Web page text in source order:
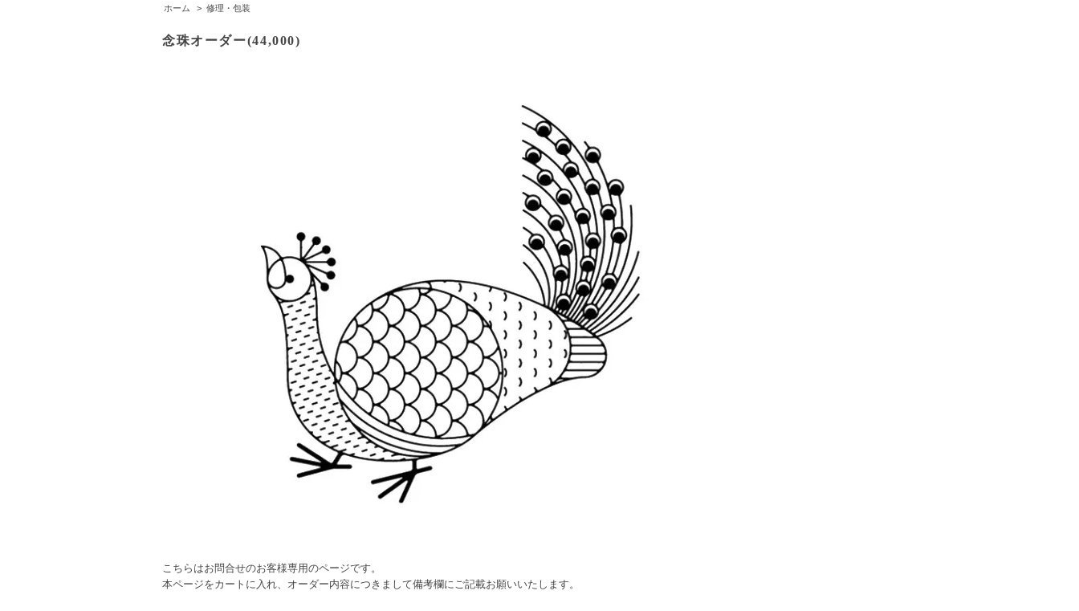
ホーム > 修理・包装
念珠オーダー(44,000)
こちらはお問合せのお客様専用のページです。
本ページをカートに入れ、オーダー内容につきまして備考欄にご記載お願いいたします。